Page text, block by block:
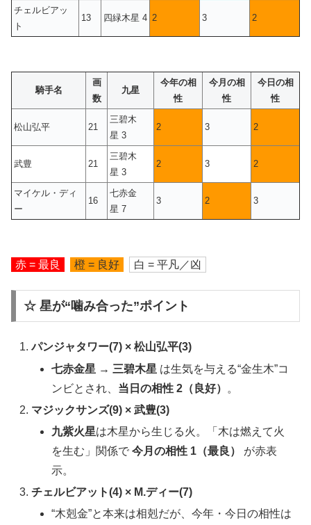
チェルビアッ
ト
13 四緑木星 4 2 3 2
騎手名
画
数
九星
今年の相
性
今月の相
性
今日の相
性
松山弘平 21
三碧木
星 3
2 3 2
武豊 21
三碧木
星 3
2 3 2
マイケル・ディ
ー
16
七赤金
星 7
3 2 3
赤 = 最良 橙 = 良好 白 = 平凡／凶
☆ 星が“噛み合った”ポイント
パンジャタワー(7) × 松山弘平(3)
七赤金星 → 三碧木星 は生気を与える“金生木”コ
ンビとされ、 当日の相性 2（良好） 。
マジックサンズ(9) × 武豊(3)
九紫火星は木星から生じる火。「木は燃えて火
を生む」関係で今月の相性 1（最良）
が赤表
示。
チェルビアット(4) × M.ディー(7)
“木剋金”と本来は相剋だが、今年・今日の相性は